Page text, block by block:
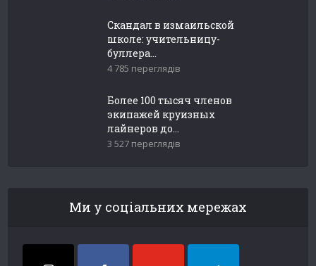
Скандал в измаильской
школе: учительницу-
буллера...
4 785 переглядів
Более 100 тысяч членов
экипажей круизных
лайнеров до...
3 527 переглядів
Ми у соціальних мережах